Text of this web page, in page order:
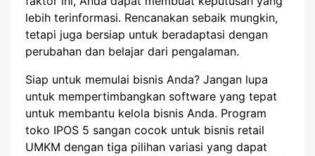
lebih terinformasi. Rencanakan sebaik mungkin,
tetapi juga bersiap untuk beradaptasi dengan
perubahan dan belajar dari pengalaman.
Siap untuk memulai bisnis Anda? Jangan lupa
untuk mempertimbangkan software yang tepat
untuk membantu kelola bisnis Anda. Program
toko IPOS 5 sangan cocok untuk bisnis retail
UMKM dengan tiga pilihan variasi yang dapat